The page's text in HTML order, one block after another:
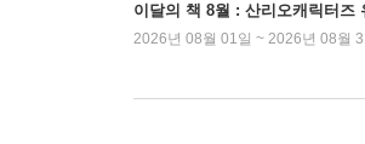
이달의 책 8월 : 산리오캐릭터즈
2026년 08월 01일 ~ 2026년 08월